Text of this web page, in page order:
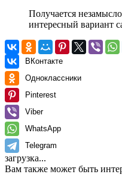
Получается
интересный вариант
ВКонтакте
Одноклассники
Pinterest
Viber
WhatsApp
Telegram
загрузка...
Вам также может быть